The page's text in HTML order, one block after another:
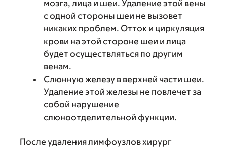
мозга, лица и шеи. Удаление этой вены
с одной стороны шеи не вызовет
никаких проблем. Отток и циркуляция
крови на этой стороне шеи и лица
будет осуществляться по другим
венам.
Слюнную железу в верхней части шеи.
Удаление этой железы не повлечет за
собой нарушение
слюноотделительной функции.
После удаления лимфоузлов хирург